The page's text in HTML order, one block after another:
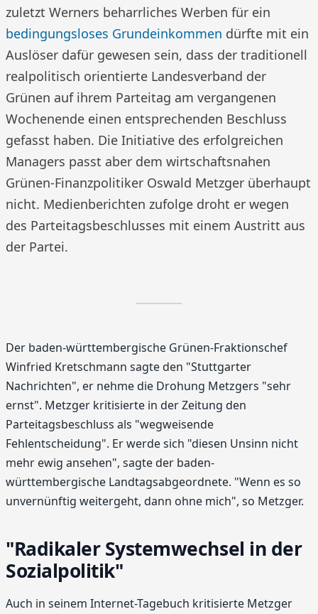
zuletzt Werners beharrliches Werben für ein
bedingungsloses Grundeinkommen dürfte mit ein
Auslöser dafür gewesen sein, dass der traditionell
realpolitisch orientierte Landesverband der
Grünen auf ihrem Parteitag am vergangenen
Wochenende einen entsprechenden Beschluss
gefasst haben. Die Initiative des erfolgreichen
Managers passt aber dem wirtschaftsnahen
Grünen-Finanzpolitiker Oswald Metzger überhaupt
nicht. Medienberichten zufolge droht er wegen
des Parteitagsbeschlusses mit einem Austritt aus
der Partei.
Der baden-württembergische Grünen-Fraktionschef
Winfried Kretschmann sagte den "Stuttgarter
Nachrichten", er nehme die Drohung Metzgers "sehr
ernst". Metzger kritisierte in der Zeitung den
Parteitagsbeschluss als "wegweisende
Fehlentscheidung". Er werde sich "diesen Unsinn nicht
mehr ewig ansehen", sagte der baden-
württembergische Landtagsabgeordnete. "Wenn es so
unvernünftig weitergeht, dann ohne mich", so Metzger.
"Radikaler Systemwechsel in der
Sozialpolitik"
Auch in seinem Internet-Tagebuch kritisierte Metzger